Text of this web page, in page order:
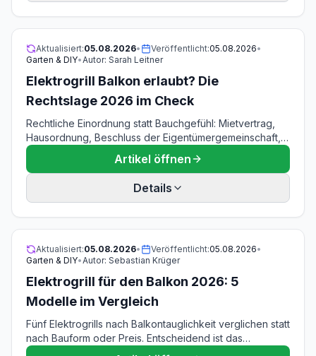
Aktualisiert:05.08.2026• Veröffentlicht:05.08.2026•
Garten & DIY•Autor: Sarah Leitner
Elektrogrill Balkon erlaubt? Die
Rechtslage 2026 im Check
Rechtliche Einordnung statt Bauchgefühl: Mietvertrag,
Hausordnung, Beschluss der Eigentümergemeinschaft,
Landesimmissionsschutzgesetz und
Ordnungswidrigkeitenrecht laufen nebeneinander her,
und jede dieser Ebenen kann für sich ein Verbot tragen.
Der Ratgeber prüft jede Vorschrift im Wortlaut, liest die
Artikel öffnen
Details
Aktualisiert:05.08.2026• Veröffentlicht:05.08.2026•
Garten & DIY•Autor: Sebastian Krüger
Elektrogrill für den Balkon 2026: 5
Modelle im Vergleich
Fünf Elektrogrills nach Balkontauglichkeit verglichen statt
nach Bauform oder Preis. Entscheidend ist das
Aufstellmaß: Zwischen dem kleinsten und dem größten